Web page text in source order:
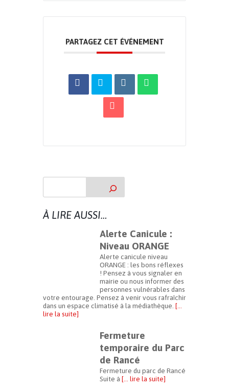
PARTAGEZ CET ÉVÉNEMENT
À LIRE AUSSI…
Alerte Canicule :
Niveau ORANGE
Alerte canicule niveau
ORANGE : les bons réflexes
! Pensez à vous signaler en
mairie ou nous informer des
personnes vulnérables dans
votre entourage. Pensez à venir vous rafraîchir
dans un espace climatisé à la médiathèque. […
lire la suite]
Fermeture
temporaire du Parc
de Rancé
Fermeture du parc de Rancé
Suite à[… lire la suite]